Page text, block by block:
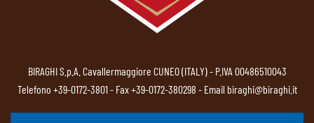
BIRAGHI S.p.A. Cavallermaggiore CUNEO (ITALY) - P.IVA 00486510043
Telefono +39-0172-3801- Fax +39-0172-380298 - Email biraghi@biraghi.it